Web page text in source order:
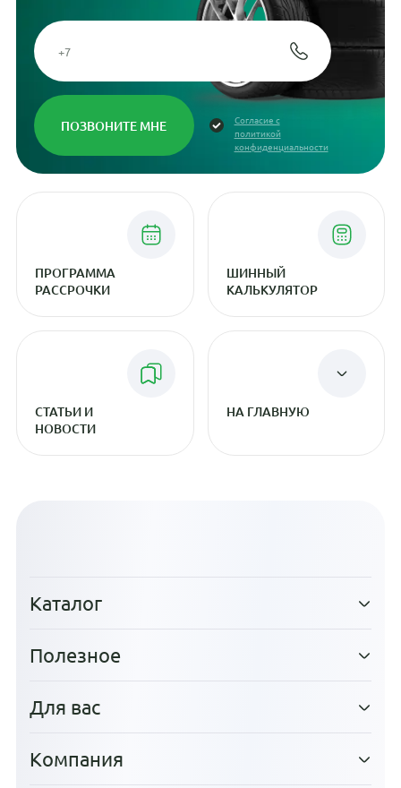
Согласие с
политикой
конфиденциальности
ПРОГРАММА
РАССРОЧКИ
ШИННЫЙ
КАЛЬКУЛЯТОР
СТАТЬИ И
НОВОСТИ
НА ГЛАВНУЮ
Каталог
Полезное
Для вас
Компания